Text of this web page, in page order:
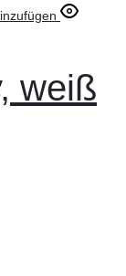
weiß